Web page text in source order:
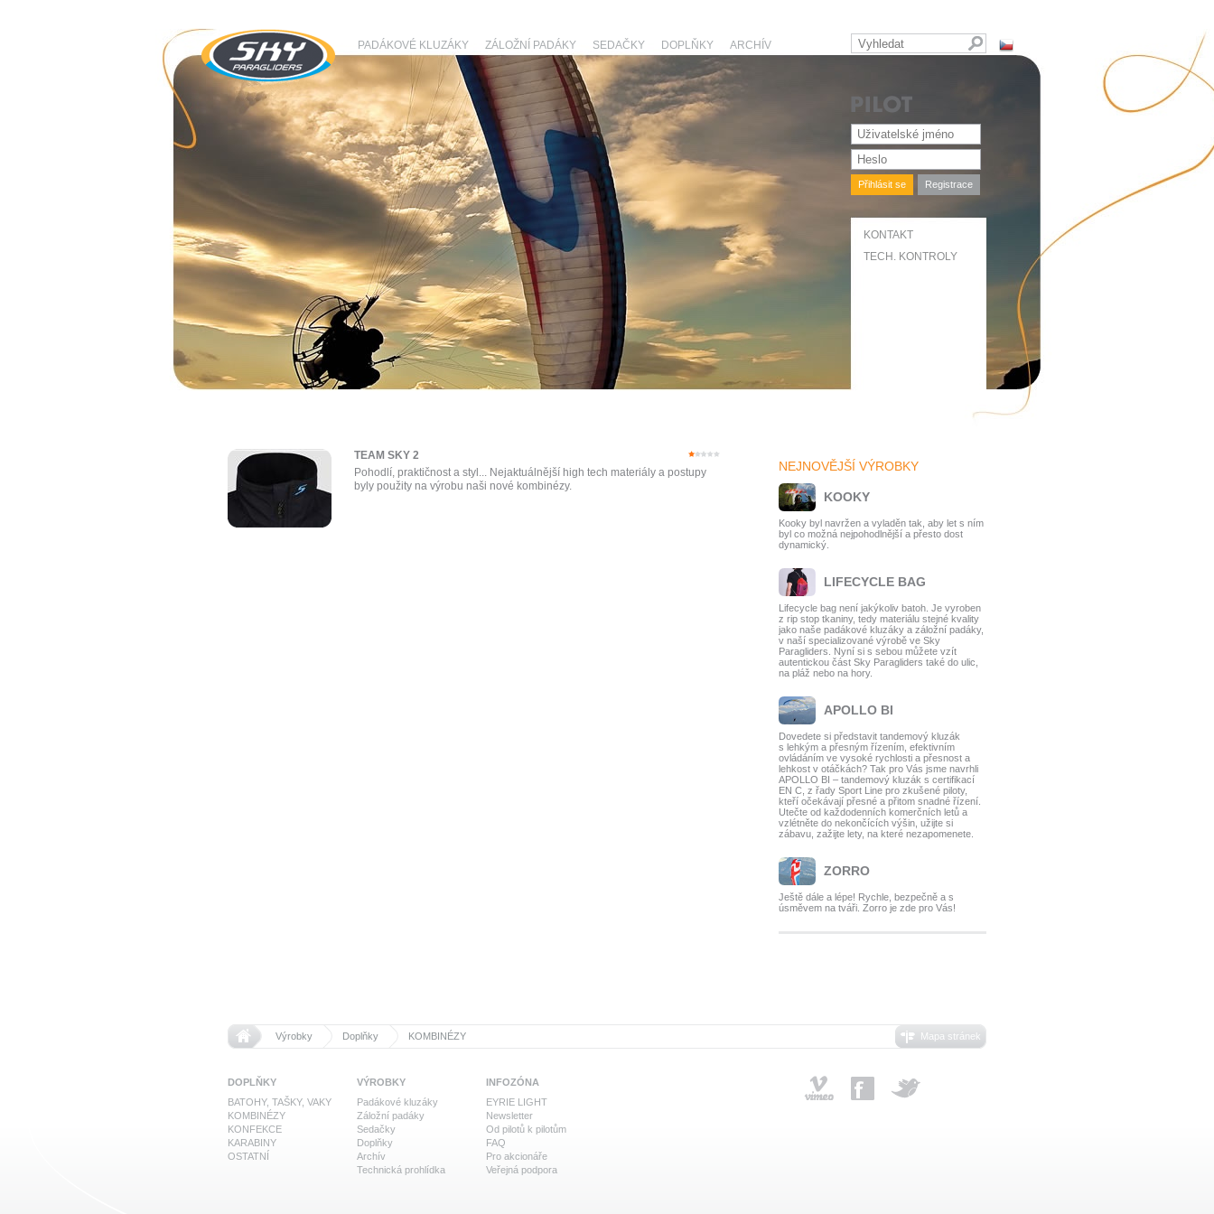
SKY Paragliders
TEAM SKY 2
Pohodlí, praktičnost a styl... Nejaktuálnější high tech materiály a postupy
byly použity na výrobu naši nové kombinézy.
NEJNOVĚJŠÍ VÝROBKY
KOOKY
Kooky byl navržen a vyladěn tak, aby let s ním
byl co možná nejpohodlnější a přesto dost
dynamický.
LIFECYCLE BAG
Lifecycle bag není jakýkoliv batoh. Je vyroben
z rip stop tkaniny, tedy materiálu stejné kvality
jako naše padákové kluzáky a záložní padáky,
v naší specializované výrobě ve Sky
Paragliders. Nyní si s sebou můžete vzít
autentickou část Sky Paragliders také do ulic,
na pláž nebo na hory.
APOLLO BI
Dovedete si představit tandemový kluzák
s lehkým a přesným řízením, efektivním
ovládáním ve vysoké rychlosti a přesnost a
lehkost v otáčkách? Tak pro Vás jsme navrhli
APOLLO BI – tandemový kluzák s certifikací
EN C, z řady Sport Line pro zkušené piloty,
kteří očekávají přesné a přitom snadné řízení.
Utečte od každodenních komerčních letů a
vzlétněte do nekončících výšin, užijte si
zábavu, zažijte lety, na které nezapomenete.
ZORRO
Ještě dále a lépe! Rychle, bezpečně a s
úsměvem na tváři. Zorro je zde pro Vás!
PADÁKOVÉ KLUZÁKY ZÁLOŽNÍ PADÁKY SEDAČKY DOPLŇKY ARCHÍV
Přihlásit se Registrace
KONTAKT
TECH. KONTROLY
Domů Výrobky Doplňky KOMBINÉZY Mapa stránek
Vimeo Facebook Twitter
DOPLŇKY
BATOHY, TAŠKY, VAKY
KOMBINÉZY
KONFEKCE
KARABINY
OSTATNÍ
VÝROBKY
Padákové kluzáky
Záložní padáky
Sedačky
Doplňky
Archív
Technická prohlídka
INFOZÓNA
EYRIE LIGHT
Newsletter
Od pilotů k pilotům
FAQ
Pro akcionáře
Veřejná podpora